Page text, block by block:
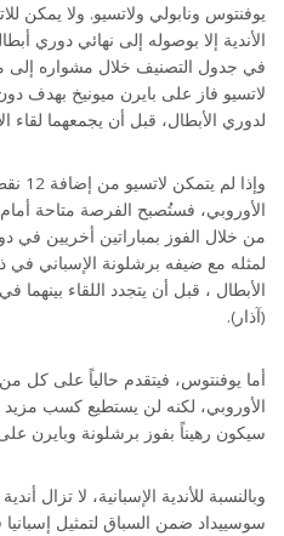
يوفنتوس ونابولي ولاتسيو. ولا يمكن
في جدول التصنيف خلال مشواره إلى
لاتسيو فاز على بايرن ميونيخ بهدف
لدوري الأبطال، قبل أن يجمعهما لقاء
الأوروبي، فستُصبح الفرصة متاحة أمام
من خلال الفوز بمباراتين أخريين في
لمثله مع ضيفه برشلونة الإسباني
(آذار).
أما يوفنتوس، فيتقدم حالياً على كل
الأوروبي، لكنه لن يستطيع كسب مزيد
سيكون رهيناً بفوز برشلونة وبايرن
وبالنسبة للأندية الإسبانية، لا تزال
سوسييداد ضمن السباق لتمثيل إسبانيا